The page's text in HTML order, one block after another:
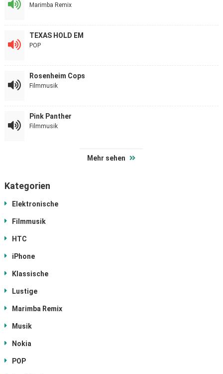
Marimba Remix
TEXAS HOLD EM
POP
Rosenheim Cops
Filmmusik
Pink Panther
Filmmusik
Mehr sehen
Kategorien
Elektronische
Filmmusik
HTC
iPhone
Klassische
Lustige
Marimba Remix
Musik
Nokia
POP